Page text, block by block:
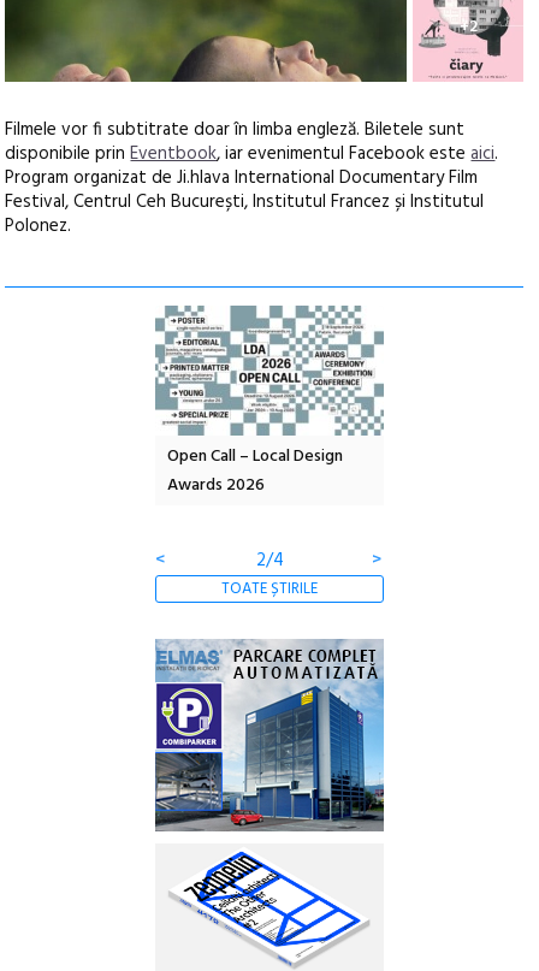
+2
Filmele vor fi subtitrate doar în limba engleză. Biletele sunt
disponibile prinEventbook, iar evenimentul Facebook esteaici.
Program organizat de Ji.hlava International Documentary Film
Festival, Centrul Ceh București, Institutul Francez și Institutul
Polonez.
Open Call – Local Design
Awards 2026
<
2/4 >
TOATE ȘTIRILE